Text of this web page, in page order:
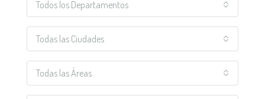
Todos los Departamentos
Todas las Ciudades
Todas las Áreas